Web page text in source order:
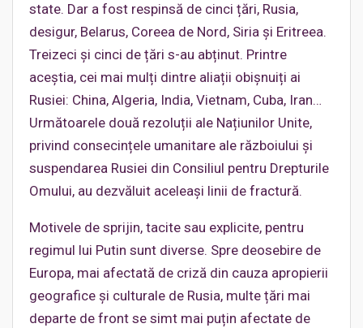
state. Dar a fost respinsă de cinci țări, Rusia,
desigur, Belarus, Coreea de Nord, Siria și Eritreea.
Treizeci și cinci de țări s-au abținut. Printre
aceștia, cei mai mulți dintre aliații obișnuiți ai
Rusiei: China, Algeria, India, Vietnam, Cuba, Iran…
Următoarele două rezoluții ale Națiunilor Unite,
privind consecințele umanitare ale războiului și
suspendarea Rusiei din Consiliul pentru Drepturile
Omului, au dezvăluit aceleași linii de fractură.
Motivele de sprijin, tacite sau explicite, pentru
regimul lui Putin sunt diverse. Spre deosebire de
Europa, mai afectată de criză din cauza apropierii
geografice și culturale de Rusia, multe țări mai
departe de front se simt mai puțin afectate de